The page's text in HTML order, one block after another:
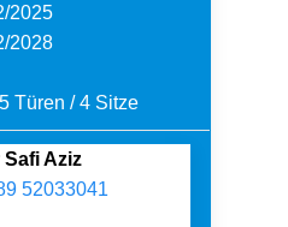
2025
2028
Türen / 4 Sitze
Safi Aziz
52033041